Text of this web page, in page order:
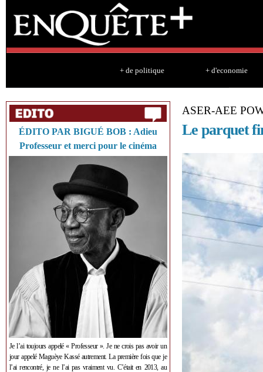
+ de politique + d'economie
ÉDITO PAR BIGUÉ BOB : Adieu
Professeur et merci pour le cinéma
Je l’ai toujours appelé « Professeur ». Je ne crois pas avoir un
jour appelé Maguèye Kassé autrement. La première fois que je
l’ai rencontré, je ne l’ai pas vraiment vu. C’était en 2013, au
ASER-AEE
Le parquet